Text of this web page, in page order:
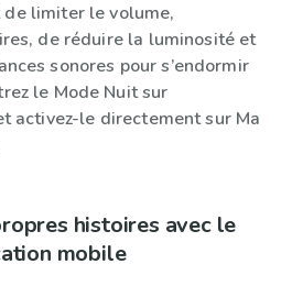
limiter le volume,
de réduire la luminosité et
sonores pour s’endormir
le Mode Nuit sur
activez-le directement sur Ma
histoires avec le
mobile